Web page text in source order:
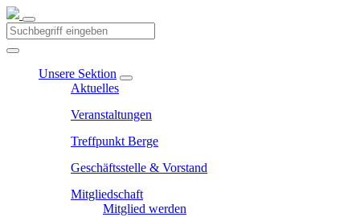
Unsere Sektion
Aktuelles
Veranstaltungen
Treffpunkt Berge
Geschäftsstelle & Vorstand
Mitgliedschaft
Mitglied werden